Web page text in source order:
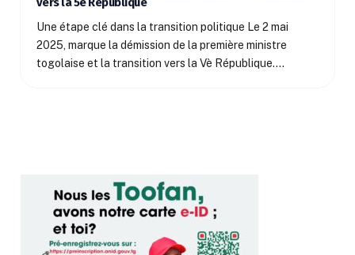
Une étape clé dans la transition politique Le 2 mai
2025, marque la démission de la première ministre
togolaise et la transition vers la Vè République.…